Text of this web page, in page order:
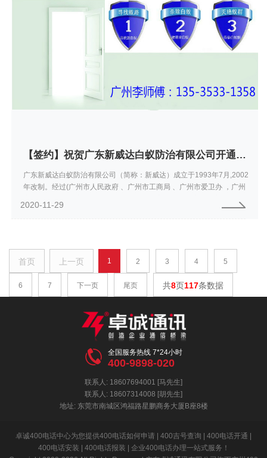
【签约】祝贺广东新威达白蚁防治有限公司开通4000071358服务热线
广东新威达白蚁防治有限公司（简称：新威达）成立于1993年7月,2002
年改制。经过(广州市人民政府 、广州市工商局 、广州市爱卫办 ，广州
2020-11-29
首页 上一页 1 2 3 4 5
6 7 下一页 尾页 共8页117条数据
 全国服务热线 7*24小时
400-9898-020
联系人: 18607694001 [马先生]
联系人: 18607314008 [胡先生]
地址: 东莞市南城区鸿福路星鹏商务大厦B座8楼
卓诚400电话中心为您提供400电话如何申请 | 400吉号查询 | 400电话开通 |
400电话安装 | 400电话报装 | 企业400电话办理一站式服务！